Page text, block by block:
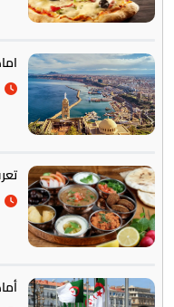
التراث والتقاليد
المأكولات العالمية
تخطيط الرحلات
تعرف
أماكن